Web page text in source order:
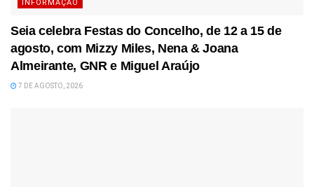
INFORMAÇÃO
Seia celebra Festas do Concelho, de 12 a 15 de
agosto, com Mizzy Miles, Nena & Joana
Almeirante, GNR e Miguel Araújo
7 DE AGOSTO, 2026